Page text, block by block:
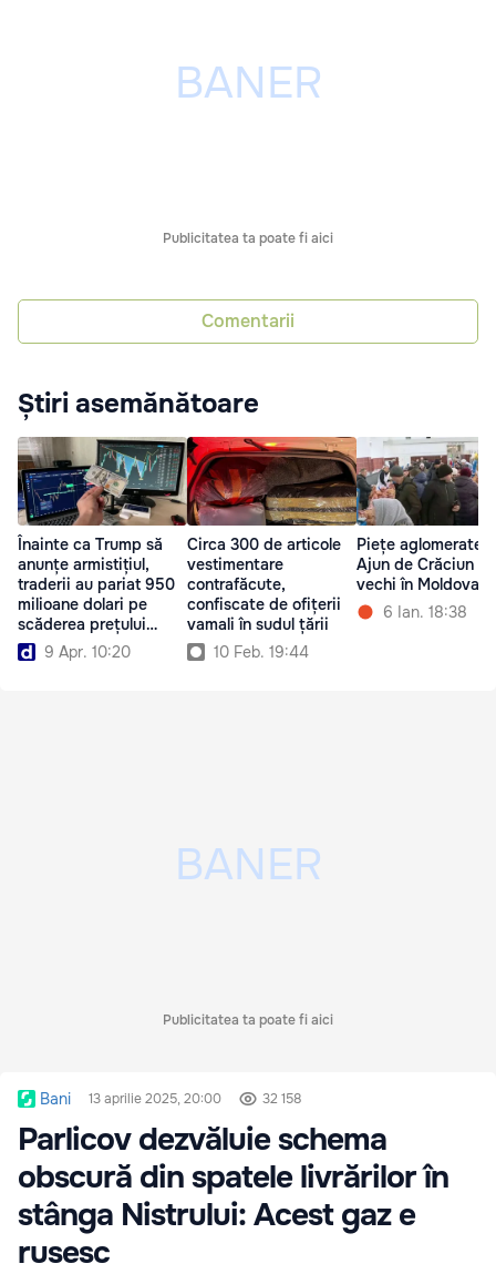
Publicitatea ta poate fi aici
Comentarii
Știri asemănătoare
Înainte ca Trump să
anunțe armistițiul,
traderii au pariat 950
milioane dolari pe
scăderea prețului
petrolului
9 Apr. 10:20
Circa 300 de articole
vestimentare
contrafăcute,
confiscate de ofițerii
vamali în sudul țării
10 Feb. 19:44
Piețe aglomerate
Ajun de Crăciun
vechi în Moldova
6 Ian. 18:38
Publicitatea ta poate fi aici
Bani 13 aprilie 2025, 20:00 32 158
Parlicov dezvăluie schema
obscură din spatele livrărilor în
stânga Nistrului: Acest gaz e
rusesc